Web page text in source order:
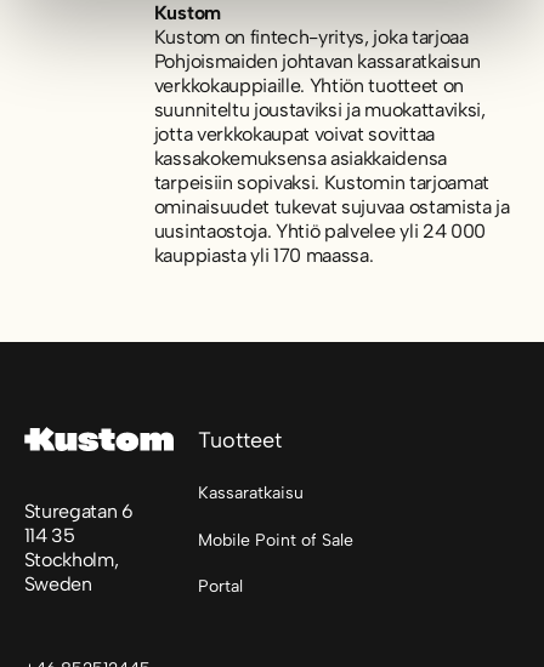
Kustom
Kustom on fintech-yritys, joka tarjoaa
Pohjoismaiden johtavan kassaratkaisun
verkkokauppiaille. Yhtiön tuotteet on
suunniteltu joustaviksi ja muokattaviksi,
jotta verkkokaupat voivat sovittaa
kassakokemuksensa asiakkaidensa
tarpeisiin sopivaksi. Kustomin tarjoamat
ominaisuudet tukevat sujuvaa ostamista ja
uusintaostoja. Yhtiö palvelee yli 24 000
kauppiasta yli 170 maassa.
Sturegatan 6
114 35
Stockholm,
Sweden
Tuotteet
Kassaratkaisu
Mobile Point of Sale
Portal